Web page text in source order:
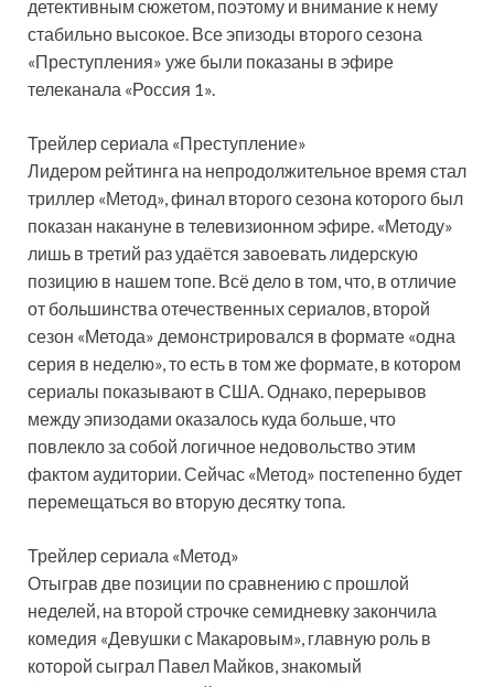
детективным сюжетом, поэтому и внимание к нему
стабильно высокое. Все эпизоды второго сезона
«Преступления» уже были показаны в эфире
телеканала «Россия 1».
Трейлер сериала «Преступление»
Лидером рейтинга на непродолжительное время стал
триллер «Метод», финал второго сезона которого был
показан накануне в телевизионном эфире. «Методу»
лишь в третий раз удаётся завоевать лидерскую
позицию в нашем топе. Всё дело в том, что, в отличие
от большинства отечественных сериалов, второй
сезон «Метода» демонстрировался в формате «одна
серия в неделю», то есть в том же формате, в котором
сериалы показывают в США. Однако, перерывов
между эпизодами оказалось куда больше, что
повлекло за собой логичное недовольство этим
фактом аудитории. Сейчас «Метод» постепенно будет
перемещаться во вторую десятку топа.
Трейлер сериала «Метод»
Отыграв две позиции по сравнению с прошлой
неделей, на второй строчке семидневку закончила
комедия «Девушки с Макаровым», главную роль в
которой сыграл Павел Майков, знакомый